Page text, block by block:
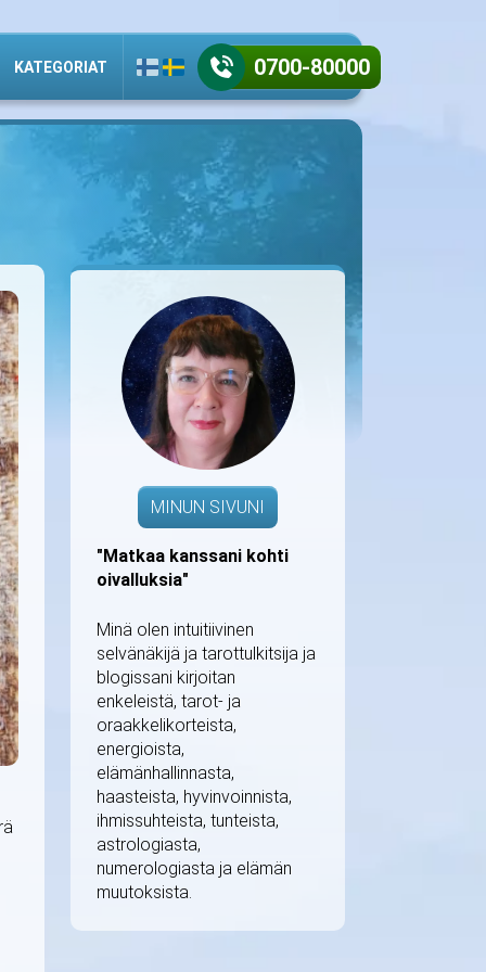
KATEGORIAT 0700-80000
MINUN SIVUNI
"Matkaa kanssani kohti
oivalluksia"
Minä olen intuitiivinen
selvänäkijä ja tarottulkitsija ja
blogissani kirjoitan
enkeleistä, tarot- ja
oraakkelikorteista,
energioista,
elämänhallinnasta,
haasteista, hyvinvoinnista,
ihmissuhteista, tunteista,
astrologiasta,
numerologiasta ja elämän
muutoksista.